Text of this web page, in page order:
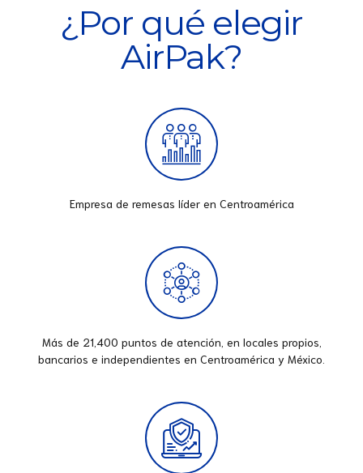
¿Por qué elegir
AirPak?
Empresa de remesas líder en Centroamérica
Más de 21,400 puntos de atención, en locales propios,
bancarios e independientes en Centroamérica y México.